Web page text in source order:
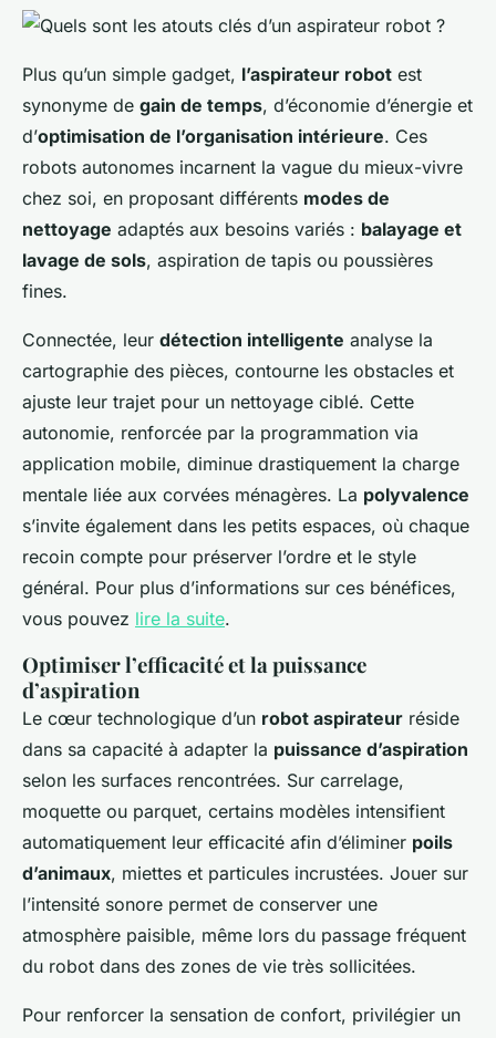
Plus qu’un simple gadget, l’aspirateur robot est
synonyme de gain de temps, d’économie d’énergie et
d’optimisation de l’organisation intérieure. Ces
robots autonomes incarnent la vague du mieux-vivre
chez soi, en proposant différents modes de
nettoyage adaptés aux besoins variés : balayage et
lavage de sols, aspiration de tapis ou poussières
fines.
Connectée, leur détection intelligente analyse la
cartographie des pièces, contourne les obstacles et
ajuste leur trajet pour un nettoyage ciblé. Cette
autonomie, renforcée par la programmation via
application mobile, diminue drastiquement la charge
mentale liée aux corvées ménagères. La polyvalence
s’invite également dans les petits espaces, où chaque
recoin compte pour préserver l’ordre et le style
général. Pour plus d’informations sur ces bénéfices,
vous pouvez lire la suite.
Optimiser l’efficacité et la puissance
d’aspiration
Le cœur technologique d’un robot aspirateur réside
dans sa capacité à adapter la puissance d’aspiration
selon les surfaces rencontrées. Sur carrelage,
moquette ou parquet, certains modèles intensifient
automatiquement leur efficacité afin d’éliminer poils
d’animaux, miettes et particules incrustées. Jouer sur
l’intensité sonore permet de conserver une
atmosphère paisible, même lors du passage fréquent
du robot dans des zones de vie très sollicitées.
Pour renforcer la sensation de confort, privilégier un